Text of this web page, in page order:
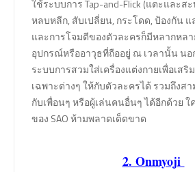
ใช้ระบบการ Tap-and-Flick (แตะและส
หลบหลีก, สับเปลี่ยน, กระโดด, ป้องกัน
และการโจมตีของตัวละครก็มีหลากหล
อุปกรณ์หรืออาวุธที่ถืออยู่ ณ เวลานั้น นอ
ระบบการสวมใส่เครื่องแต่งกายเพื่อเส
เฉพาะต่างๆ ให้กับตัวละครได้ รวมถึงส
กับเพื่อนๆ หรือผู้เล่นคนอื่นๆ ได้อีกด้วย
ของ SAO ห้ามพลาดเด็ดขาด
2. Onmyoji